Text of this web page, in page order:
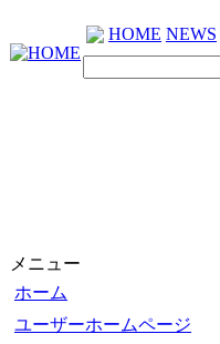
HOME NEWS
メニュー
ホーム
ユーザーホームページ